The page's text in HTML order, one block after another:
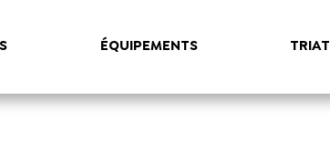
ÉQUIPEMENTS